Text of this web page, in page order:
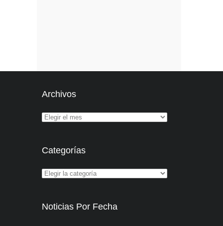
Archivos
Categorías
Noticias Por Fecha